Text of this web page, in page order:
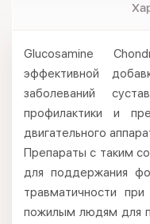
Glucosamine
эффективной
заболеваний
профилактики и
двигательного
Препараты с таким
для поддержания
травматичности
пожилым людям для